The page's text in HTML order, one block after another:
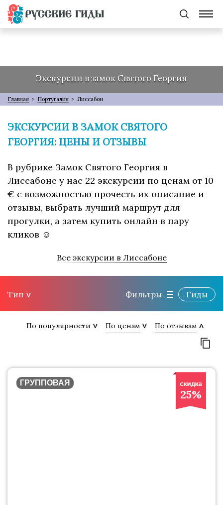
Экскурсии в замок Святого Георгия
Главная > Португалия > Лиссабон
ЭКСКУРСИИ В ЗАМОК СВЯТОГО
ГЕОРГИЯ: ЦЕНЫ И ОТЗЫВЫ
В рубрике Замок Святого Георгия в
Лиссабоне у нас 22 экскурсии по ценам от 10
€ с возможностью прочесть их описание и
отзывы, выбрать лучший маршрут для
прогулки, а затем купить онлайн в пару
кликов ☺
Все экскурсии в Лиссабоне
Тип Фильтры Гиды
По популярности По ценам По отзывам
25%
ГРУППОВАЯ